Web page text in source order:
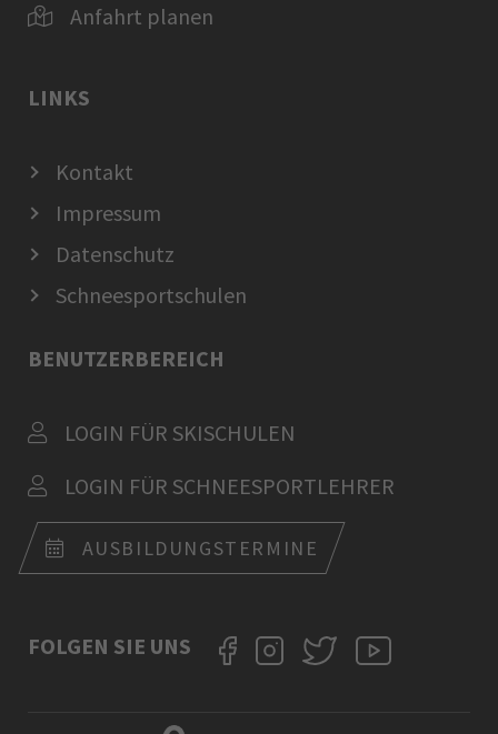
Anfahrt planen
LINKS
Kontakt
Impressum
Datenschutz
Schneesportschulen
BENUTZERBEREICH
LOGIN FÜR SKISCHULEN
LOGIN FÜR SCHNEESPORTLEHRER
AUSBILDUNGSTERMINE
FOLGEN SIE UNS